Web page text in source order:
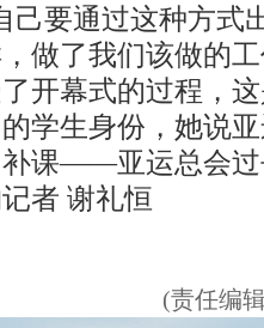
己要通过这种方式
做了我们该做的
开幕式的过程，
学生身份，她说
课——亚运总会过
者 谢礼恒
(责任编